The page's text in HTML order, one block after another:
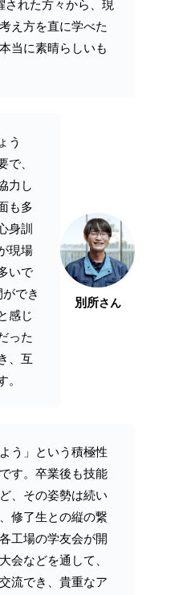
された方々から、現
え方を直に学べた
当に素晴らしいも
別所さん
う
で、
力し
も多
身訓
現場
いで
でき
感じ
った
、互
。
う」という積極性
す。卒業後も技能
、その姿勢は続い
修了生との縦の繋
工場の学友会が開
会などを通して、
流でき、貴重なア